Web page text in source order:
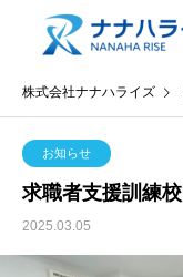
株式会社ナナハライズ
お知らせ
求職者支援訓練
2025.03.05